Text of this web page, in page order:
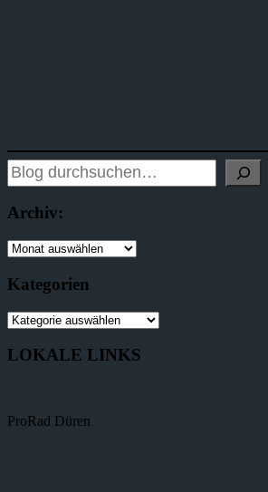
Archiv:
Kategorien
LOKALE LINKS
ProRad Düren